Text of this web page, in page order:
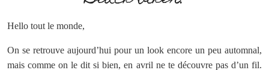
Hello tout le monde,
On se retrouve aujourd’hui pour un look encore un peu automnal,
mais comme on le dit si bien, en avril ne te découvre pas d’un fil.